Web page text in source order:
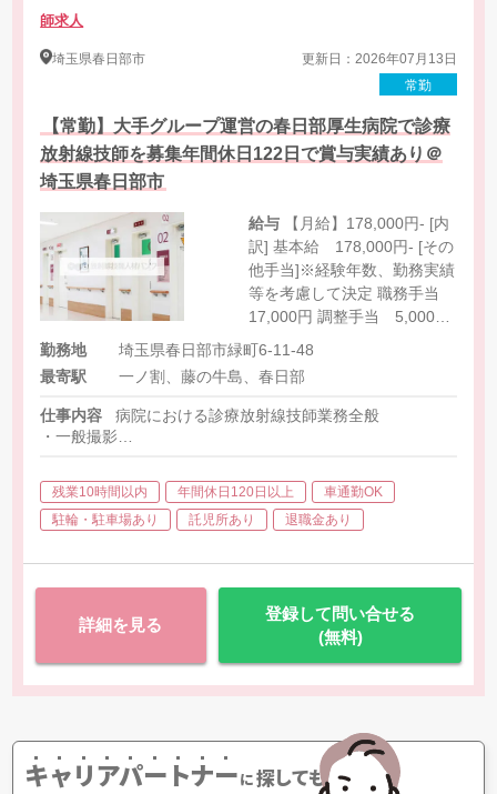
師求人
埼玉県春日部市
更新日：2026年07月13日
常勤
【常勤】大手グループ運営の春日部厚生病院で診療
放射線技師を募集年間休日122日で賞与実績あり＠
埼玉県春日部市
給与
訳] 基本給 178,000円- [その
他手当]※経験年数、勤務実績
等を考慮して決定 職務手当
17,000円 調整手当 5,000円
危険手当 10,000円 住宅手
当 5,000円 ベースアップ手
当
勤務地
埼玉県春日部市緑町6-11-48
最寄駅
一ノ割、藤の牛島、春日部
仕事内容
病院における診療放射線技師業務全般
・一般撮影
・骨密度検査
・X線透視
残業10時間以内 年間休日120日以上
車通勤OK
駐輪・駐車場あり
託児所あり 退職金あり
詳細を見る
登録して問い合せる
(無料)
キャリアパートナーに探してもらう